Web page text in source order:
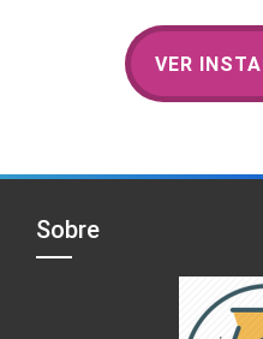
VER
Sobre